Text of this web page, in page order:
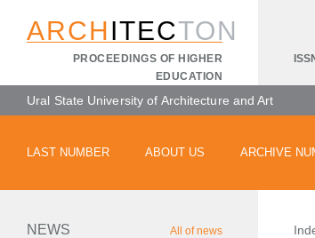
ARCHITECTON
PROCEEDINGS OF HIGHER
EDUCATION
Ural State University of Architecture and Art
LAST NUMBER ABOUT US ARCHIVE
NEWS All of news